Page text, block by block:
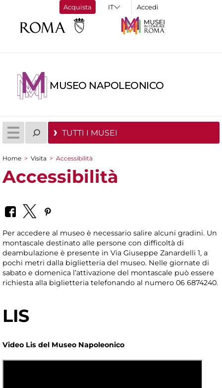
Acquista Accedi
MUSEO NAPOLEONICO
TUTTI I MUSEI
Tu sei qui
Home > Visita > Accessibilità
Accessibilità
Per accedere al museo è necessario salire alcuni gradini. Un
montascale destinato alle persone con difficoltà di
deambulazione è presente in Via Giuseppe Zanardelli 1, a
pochi metri dalla biglietteria del museo. Nelle giornate di
sabato e domenica l’attivazione del montascale può essere
richiesta alla biglietteria telefonando al numero 06 6874240.
LIS
Video Lis del Museo Napoleonico